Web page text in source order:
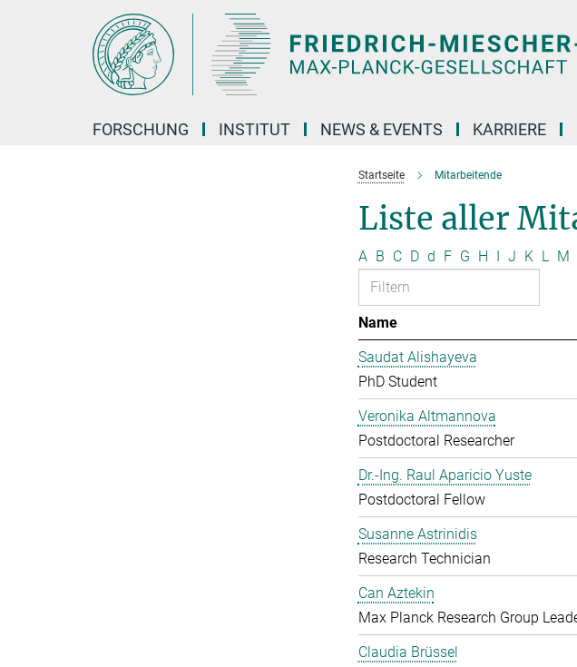
FORSCHUNG INSTITUT NEWS & EVENTS KARRIERE
Startseite Mitarbeitende
Liste aller
A B C D d F G H I J K L M
Name
Saudat Alishayeva
PhD Student
Veronika Altmannova
Postdoctoral Researcher
Dr.-Ing. Raul Aparicio Yuste
Postdoctoral Fellow
Susanne Astrinidis
Research Technician
Can Aztekin
Max Planck Research Group
Claudia Brüssel